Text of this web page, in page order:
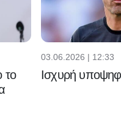
το
03.06.2026 | 12:33
Ισχυρή